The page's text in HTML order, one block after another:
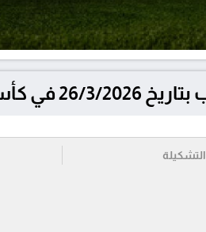
عاصمة مصر
التشكيلة